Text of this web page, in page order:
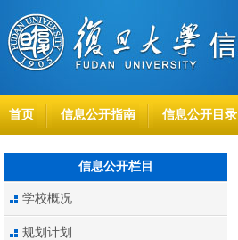
首页 信息公开指南 信息公开目录
信息公开栏目
学校概况
规划计划